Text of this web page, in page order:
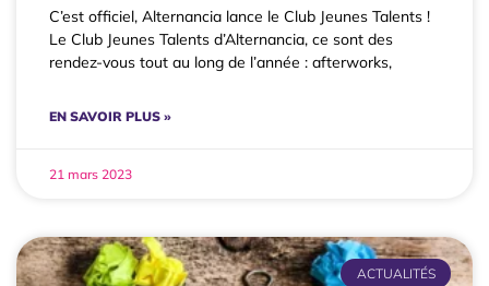
C’est officiel, Alternancia lance le Club Jeunes Talents !
Le Club Jeunes Talents d’Alternancia, ce sont des
rendez-vous tout au long de l’année : afterworks,
EN SAVOIR PLUS »
21 mars 2023
ACTUALITÉS